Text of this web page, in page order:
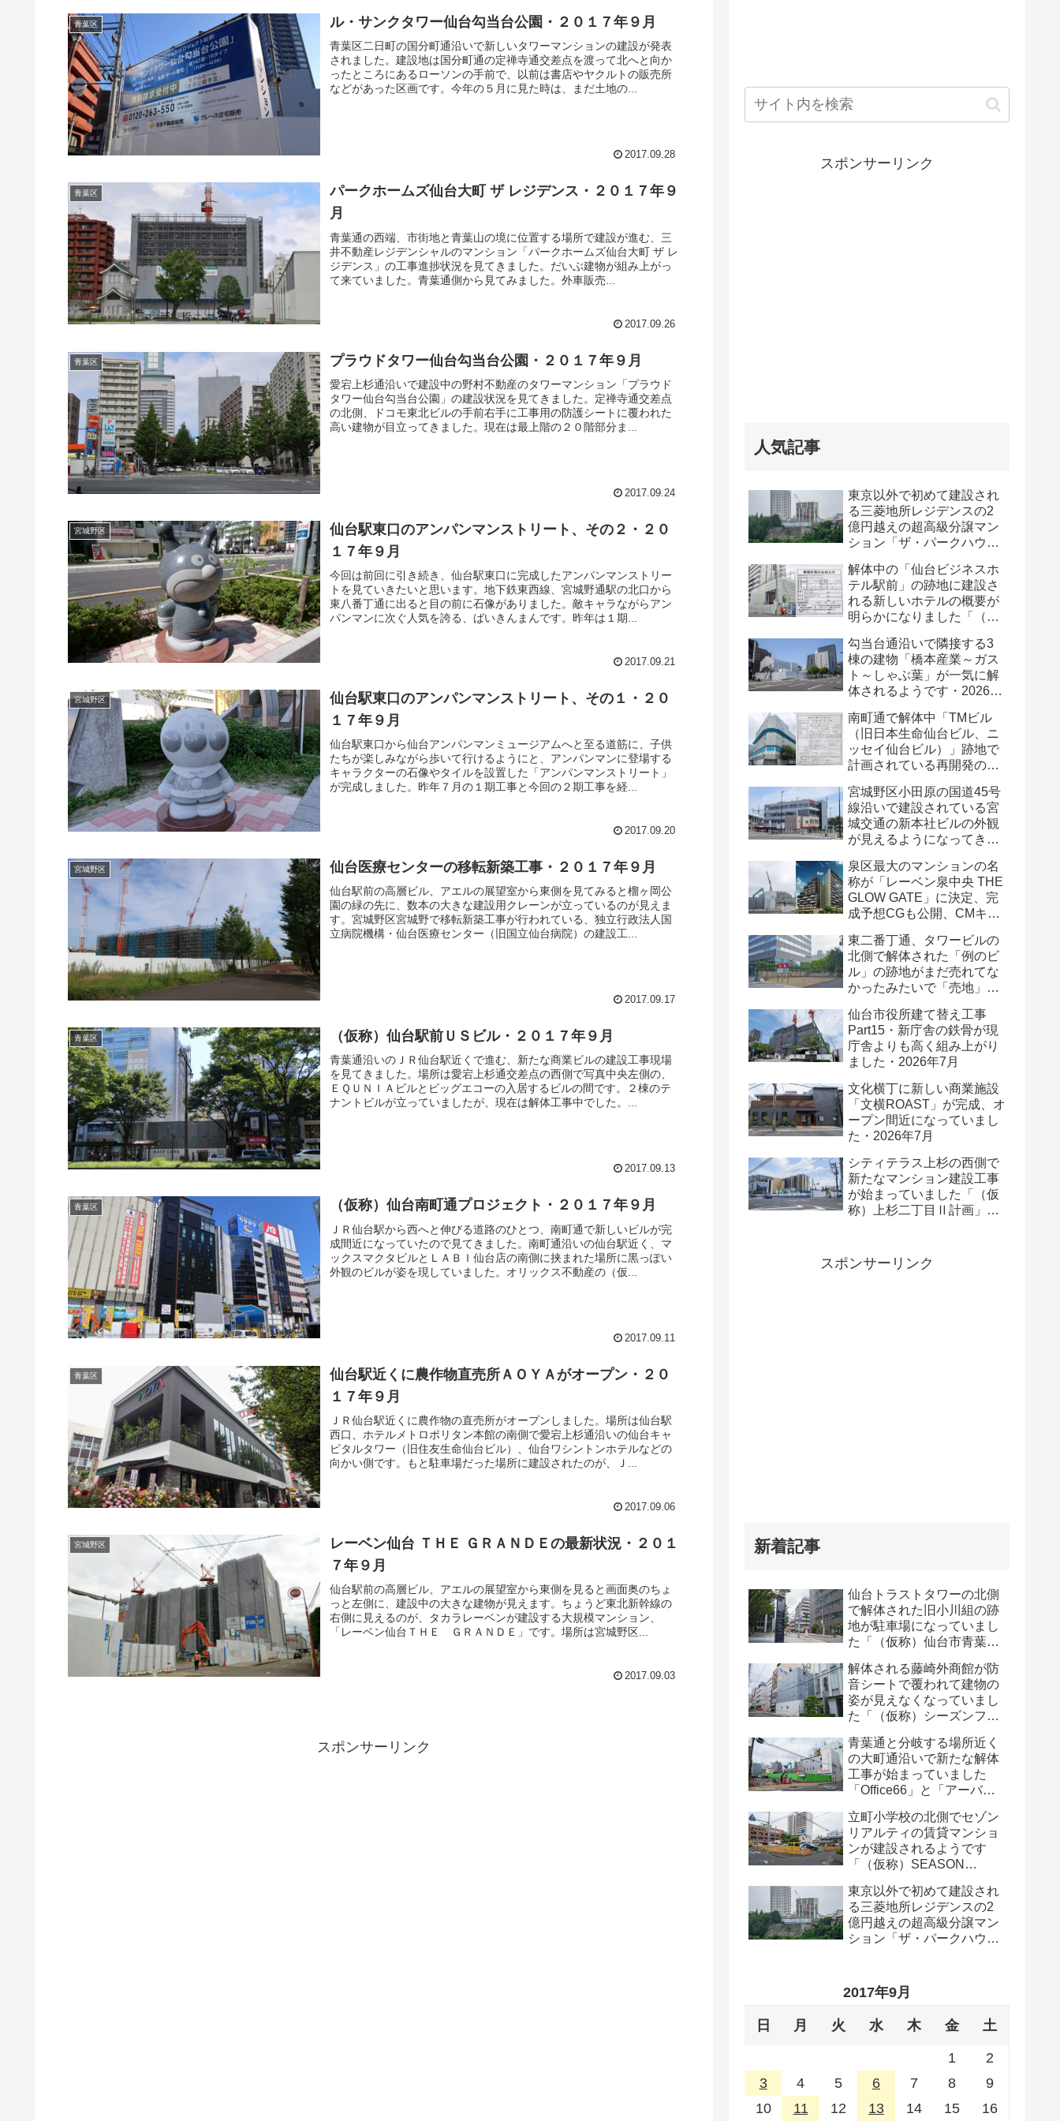
青葉区 ル・サンクタワー仙台勾当台公園・２０１７年９月
青葉区二日町の国分町通沿いで新しいタワーマンションの建設が発表
されました。建設地は国分町通の定禅寺通交差点を渡って北へと向か
ったところにあるローソンの手前で、以前は書店やヤクルトの販売所
などがあった区画です。今年の５月に見た時は、まだ土地の...
2017.09.28
青葉区
パークホームズ仙台大町 ザ レジデンス・２０１７年９
月
青葉通の西端、市街地と青葉山の境に位置する場所で建設が進む、三
井不動産レジデンシャルのマンション「パークホームズ仙台大町 ザ レ
ジデンス」の工事進捗状況を見てきました。だいぶ建物が組み上がっ
て来ていました。青葉通側から見てみました。外車販売...
2017.09.26
青葉区 プラウドタワー仙台勾当台公園・２０１７年９月
愛宕上杉通沿いで建設中の野村不動産のタワーマンション「プラウド
タワー仙台勾当台公園」の建設状況を見てきました。定禅寺通交差点
の北側、ドコモ東北ビルの手前右手に工事用の防護シートに覆われた
高い建物が目立ってきました。現在は最上階の２０階部分ま...
2017.09.24
宮城野区
仙台駅東口のアンパンマンストリート、その２・２０
１７年９月
今回は前回に引き続き、仙台駅東口に完成したアンパンマンストリー
トを見ていきたいと思います。地下鉄東西線、宮城野通駅の北口から
東八番丁通に出ると目の前に石像がありました。敵キャラながらアン
パンマンに次ぐ人気を誇る、ばいきんまんです。昨年は１期...
2017.09.21
宮城野区
仙台駅東口のアンパンマンストリート、その１・２０
１７年９月
仙台駅東口から仙台アンパンマンミュージアムへと至る道筋に、子供
たちが楽しみながら歩いて行けるようにと、アンパンマンに登場する
キャラクターの石像やタイルを設置した「アンパンマンストリート」
が完成しました。昨年７月の１期工事と今回の２期工事を経...
2017.09.20
宮城野区 仙台医療センターの移転新築工事・２０１７年９月
仙台駅前の高層ビル、アエルの展望室から東側を見てみると榴ヶ岡公
園の緑の先に、数本の大きな建設用クレーンが立っているのが見えま
す。宮城野区宮城野で移転新築工事が行われている、独立行政法人国
立病院機構・仙台医療センター（旧国立仙台病院）の建設工...
2017.09.17
青葉区 （仮称）仙台駅前ＵＳビル・２０１７年９月
青葉通沿いのＪＲ仙台駅近くで進む、新たな商業ビルの建設工事現場
を見てきました。場所は愛宕上杉通交差点の西側で写真中央左側の、
ＥＱＵＮＩＡビルとビッグエコーの入居するビルの間です。２棟のテ
ナントビルが立っていましたが、現在は解体工事中でした。...
2017.09.13
青葉区 （仮称）仙台南町通プロジェクト・２０１７年９月
ＪＲ仙台駅から西へと伸びる道路のひとつ、南町通で新しいビルが完
成間近になっていたので見てきました。南町通沿いの仙台駅近く、マ
ックスマクタビルとＬＡＢＩ仙台店の南側に挟まれた場所に黒っぽい
外観のビルが姿を現していました。オリックス不動産の（仮...
2017.09.11
青葉区
仙台駅近くに農作物直売所ＡＯＹＡがオープン・２０
１７年９月
ＪＲ仙台駅近くに農作物の直売所がオープンしました。場所は仙台駅
西口、ホテルメトロポリタン本館の南側で愛宕上杉通沿いの仙台キャ
ピタルタワー（旧住友生命仙台ビル）、仙台ワシントンホテルなどの
向かい側です。もと駐車場だった場所に建設されたのが、Ｊ...
2017.09.06
宮城野区
レーベン仙台 ＴＨＥ ＧＲＡＮＤＥの最新状況・２０１
７年９月
仙台駅前の高層ビル、アエルの展望室から東側を見ると画面奥のちょ
っと左側に、建設中の大きな建物が見えます。ちょうど東北新幹線の
右側に見えるのが、タカラレーベンが建設する大規模マンション、
「レーベン仙台ＴＨＥ ＧＲＡＮＤＥ」です。場所は宮城野区...
2017.09.03
スポンサーリンク
スポンサーリンク
人気記事
東京以外で初めて建設され
る三菱地所レジデンスの2
億円越えの超高級分譲マン
ション「ザ・パークハウス
上がってきました・2026 年
8月
解体中の「仙台ビジネスホ
テル駅前」の跡地に建設さ
れる新しいホテルの概要が
明らかになりました「（仮
築工事」・2026年7月
勾当台通沿いで隣接する3
棟の建物「橋本産業～ガス
ト～しゃぶ葉」が一気に解
体されるようです・2026年
南町通で解体中「TMビル
（旧日本生命仙台ビル、ニ
ッセイ仙台ビル）」跡地で
計画されている再開発の
掲示されていました・2026
年7月
宮城野区小田原の国道45号
線沿いで建設されている宮
城交通の新本社ビルの外観
が見えるようになってきま
泉区最大のマンションの名
称が「レーベン泉中央 THE
GLOW GATE」に決定、完
成予想CGも公開、CMキャ
チマンが起用されました・
2026年7月
東二番丁通、タワービルの
北側で解体された「例のビ
ル」の跡地がまだ売れてな
かったみたいで「売地」の
年7月16日
仙台市役所建て替え工事
Part15・新庁舎の鉄骨が現
庁舎よりも高く組み上がり
ました・2026年7月
文化横丁に新しい商業施設
「文横ROAST」が完成、オ
ープン間近になっていまし
た・2026年7月
シティテラス上杉の西側で
新たなマンション建設工事
が始まっていました「（仮
称）上杉二丁目Ⅱ計画」・
スポンサーリンク
新着記事
仙台トラストタワーの北側
で解体された旧小川組の跡
地が駐車場になっていまし
た「（仮称）仙台市青葉区
解体工事」・2026年8月
解体される藤崎外商館が防
音シートで覆われて建物の
姿が見えなくなっていまし
た「（仮称）シーズンフラ
2026年8月
青葉通と分岐する場所近く
の大町通沿いで新たな解体
工事が始まっていました
「Office66」と「アーバン
2026年8月
立町小学校の北側でセゾン
リアルティの賃貸マンショ
ンが建設されるようです
「（仮称）SEASON
工事」・2026年8月
東京以外で初めて建設され
る三菱地所レジデンスの2
億円越えの超高級分譲マン
ション「ザ・パークハウス
8月
2017年9月
日 月 火 水 木 金 土
1
2
3
4 5 6 7 8
9
10
11 12 13 14 15 16